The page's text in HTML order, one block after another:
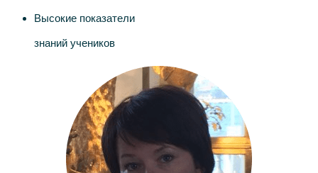
Высокие показатели
знаний учеников